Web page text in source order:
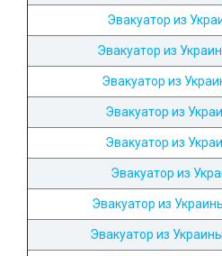
Эвакуатор из
Эвакуатор из
Эвакуатор из
Эвакуатор из
Эвакуатор из
Эвакуатор из
Эвакуатор из
Эвакуатор из